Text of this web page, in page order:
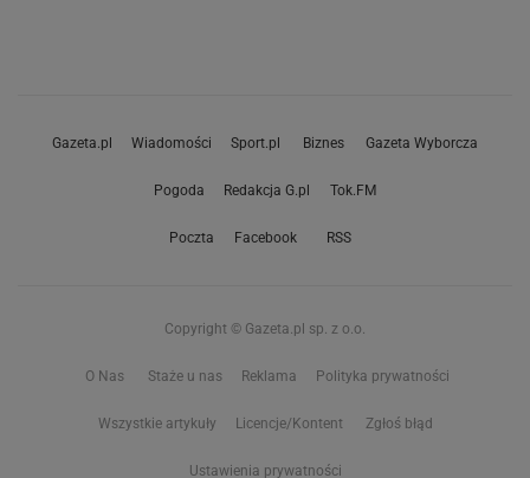
Gazeta.pl Wiadomości Sport.pl Biznes Gazeta Wyborcza
Pogoda Redakcja G.pl Tok.FM
Poczta Facebook RSS
Copyright © Gazeta.pl sp. z o.o.
O Nas Staże u nas Reklama Polityka prywatności
Wszystkie artykuły Licencje/Kontent Zgłoś błąd
Ustawienia prywatności